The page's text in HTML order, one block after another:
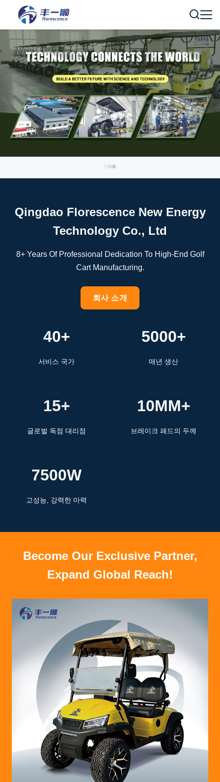
Qingdao Florescence New Energy
Technology Co., Ltd
8+ Years Of Professional Dedication To High-End Golf
Cart Manufacturing.
회사 소개
40+
서비스 국가
5000+
매년 생산
15+
글로벌 독점 대리점
10MM+
브레이크 패드의 두께
7500W
고성능, 강력한 마력
Become Our Exclusive Partner,
Expand Global Reach!